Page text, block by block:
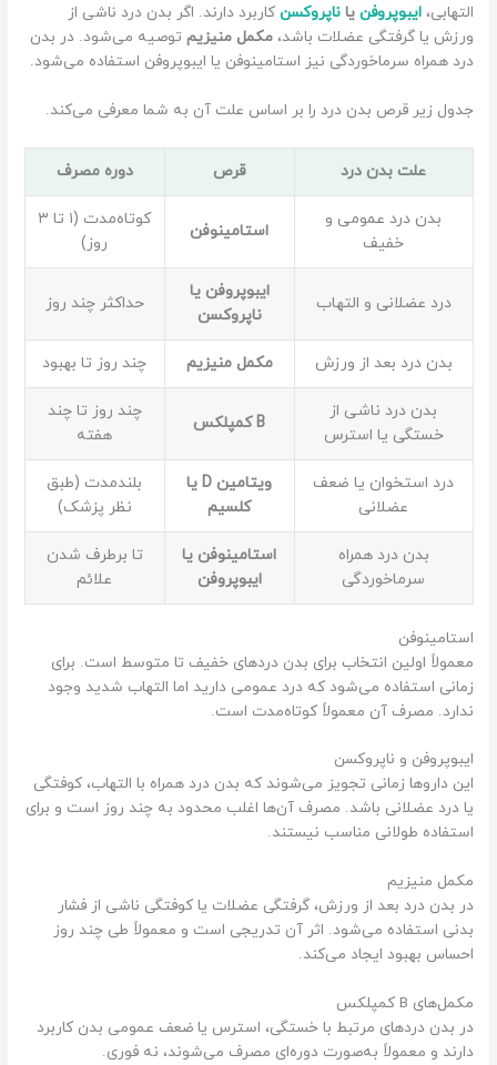
التهابی،ایبوپروفن یاناپروکسن کاربرد دارند. اگر بدن درد ناشی از
ورزش یا گرفتگی عضلات باشد،مکمل منیزیم توصیه می‌شود. در بدن
درد همراه سرماخوردگی نیز استامینوفن یا ایبوپروفن استفاده می‌شود.
جدول زیر قرص بدن درد را بر اساس علت آن به شما معرفی می‌کند.
علت بدن درد قرص دوره مصرف
بدن درد عمومی و
خفیف
استامینوفن
کوتاه‌مدت (۱ تا ۳
روز)
درد عضلانی و التهاب
ایبوپروفن یا
ناپروکسن
حداکثر چند روز
بدن درد بعد از ورزش مکمل منیزیم چند روز تا بهبود
بدن درد ناشی از
خستگی یا استرس
B کمپلکس
چند روز تا چند
هفته
درد استخوان یا ضعف
عضلانی
ویتامین D یا
کلسیم
بلندمدت (طبق
نظر پزشک)
بدن درد همراه
سرماخوردگی
استامینوفن یا
ایبوپروفن
تا برطرف شدن
علائم
استامینوفن
معمولاً اولین انتخاب برای بدن دردهای خفیف تا متوسط است. برای
زمانی استفاده می‌شود که درد عمومی دارید اما التهاب شدید وجود
ندارد. مصرف آن معمولاً کوتاه‌مدت است.
ایبوپروفن و ناپروکسن
این داروها زمانی تجویز می‌شوند که بدن درد همراه با التهاب، کوفتگی
یا درد عضلانی باشد. مصرف آن‌ها اغلب محدود به چند روز است و برای
استفاده طولانی مناسب نیستند.
مکمل منیزیم
در بدن درد بعد از ورزش، گرفتگی عضلات یا کوفتگی ناشی از فشار
بدنی استفاده می‌شود. اثر آن تدریجی است و معمولاً طی چند روز
احساس بهبود ایجاد می‌کند.
مکمل‌های B کمپلکس
در بدن دردهای مرتبط با خستگی، استرس یا ضعف عمومی بدن کاربرد
دارند و معمولاً به‌صورت دوره‌ای مصرف می‌شوند، نه فوری.